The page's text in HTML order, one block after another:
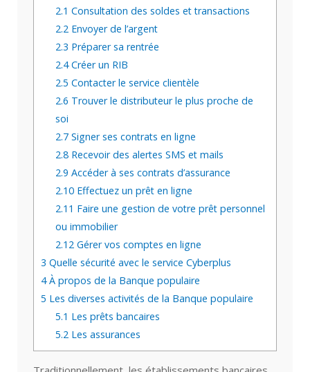
2.1 Consultation des soldes et transactions
2.2 Envoyer de l’argent
2.3 Préparer sa rentrée
2.4Créer un RIB
2.5 Contacter le service clientèle
2.6 Trouver le distributeur le plus proche de
soi
2.7 Signer ses contrats en ligne
2.8 Recevoir des alertes SMS et mails
2.9 Accéder à ses contrats d’assurance
2.10 Effectuez un prêt en ligne
2.11 Faire une gestion de votre prêt personnel
ou immobilier
2.12 Gérer vos comptes en ligne
3 Quelle sécurité avec le service Cyberplus
4À propos de la Banque populaire
5 Les diverses activités de la Banque populaire
5.1 Les prêts bancaires
5.2 Les assurances